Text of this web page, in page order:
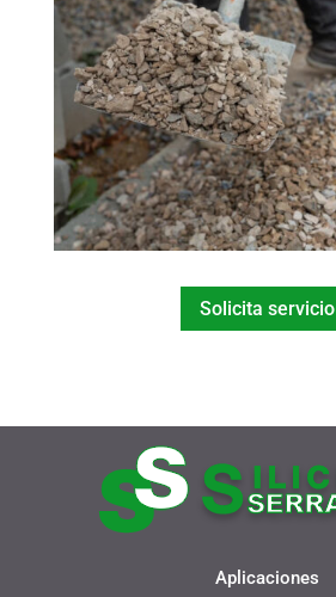
Solicita servicio
Aplicaciones